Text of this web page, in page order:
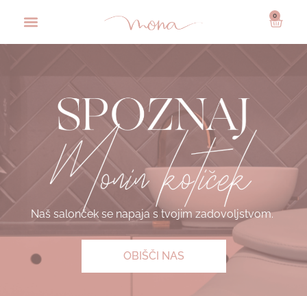
0
Naš salonček se napaja s tvojim zadovoljstvom.
OBIŠČI NAS